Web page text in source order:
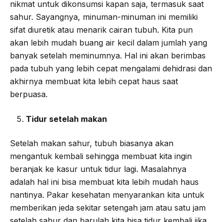
nikmat untuk dikonsumsi kapan saja, termasuk saat
sahur. Sayangnya, minuman-minuman ini memiliki
sifat diuretik atau menarik cairan tubuh. Kita pun
akan lebih mudah buang air kecil dalam jumlah yang
banyak setelah meminumnya. Hal ini akan berimbas
pada tubuh yang lebih cepat mengalami dehidrasi dan
akhirnya membuat kita lebih cepat haus saat
berpuasa.
Tidur setelah makan
Setelah makan sahur, tubuh biasanya akan
mengantuk kembali sehingga membuat kita ingin
beranjak ke kasur untuk tidur lagi. Masalahnya
adalah hal ini bisa membuat kita lebih mudah haus
nantinya. Pakar kesehatan menyarankan kita untuk
memberikan jeda sekitar setengah jam atau satu jam